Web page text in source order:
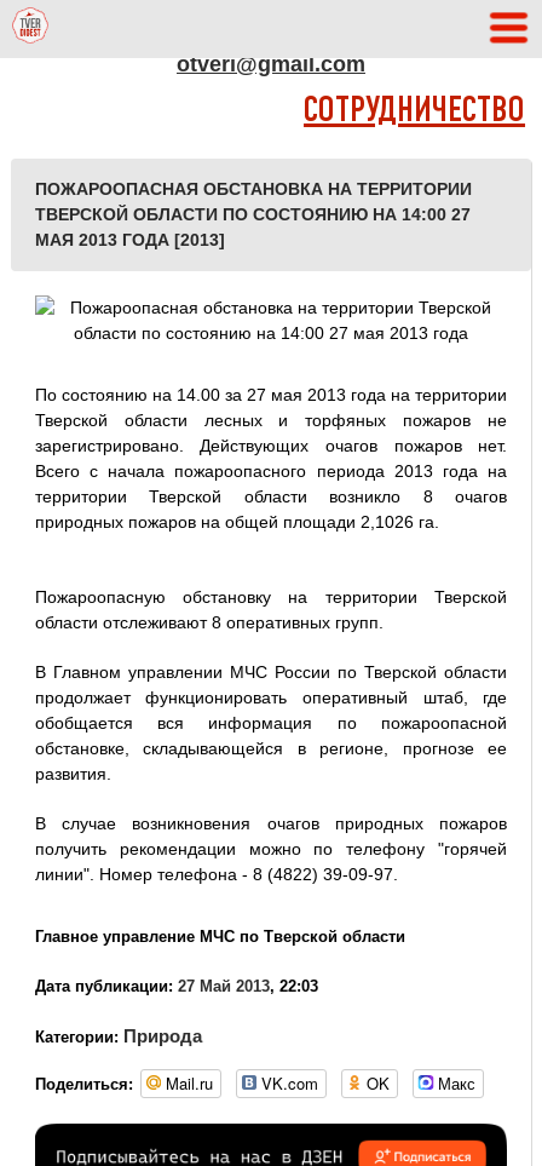
otveri@gmail.com
СОТРУДНИЧЕСТВО
ПОЖАРООПАСНАЯ ОБСТАНОВКА НА ТЕРРИТОРИИ
ТВЕРСКОЙ ОБЛАСТИ ПО СОСТОЯНИЮ НА 14:00 27
МАЯ 2013 ГОДА [2013]
По состоянию на 14.00 за 27 мая 2013 года на территории
Тверской области лесных и торфяных пожаров не
зарегистрировано. Действующих очагов пожаров нет.
Всего с начала пожароопасного периода 2013 года на
территории Тверской области возникло 8 очагов
природных пожаров на общей площади 2,1026 га.
Пожароопасную обстановку на территории Тверской
области отслеживают 8 оперативных групп.
В Главном управлении МЧС России по Тверской области
продолжает функционировать оперативный штаб, где
обобщается вся информация по пожароопасной
обстановке, складывающейся в регионе, прогнозе ее
развития.
В случае возникновения очагов природных пожаров
получить рекомендации можно по телефону "горячей
линии". Номер телефона - 8 (4822) 39-09-97.
Главное управление МЧС по Тверской области
Дата публикации: 27 Май 2013, 22:03
Категории: Природа
Поделиться: Mail.ru VK.com OK Макс